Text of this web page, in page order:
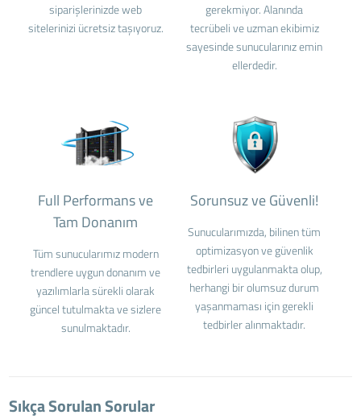
siparişlerinizde web
sitelerinizi ücretsiz taşıyoruz.
gerekmiyor. Alanında
tecrübeli ve uzman ekibimiz
sayesinde sunucularınız emin
ellerdedir.
Full Performans ve
Tam Donanım
Tüm sunucularımız modern
trendlere uygun donanım ve
yazılımlarla sürekli olarak
güncel tutulmakta ve sizlere
sunulmaktadır.
Sorunsuz ve Güvenli!
Sunucularımızda, bilinen tüm
optimizasyon ve güvenlik
tedbirleri uygulanmakta olup,
herhangi bir olumsuz durum
yaşanmaması için gerekli
tedbirler alınmaktadır.
Sıkça Sorulan Sorular